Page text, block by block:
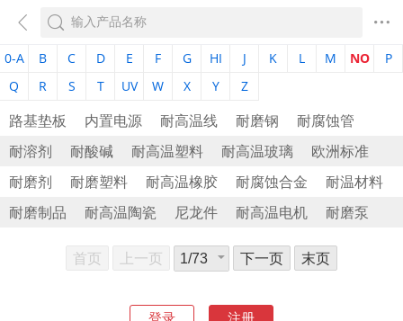
0-A B C D E F G HI J K L M NO
P
Q
R S T UV W X Y Z
路基垫板 内置电源 耐高温线 耐磨钢
耐腐蚀管
耐溶剂
耐酸碱 耐高温塑料 耐高温玻璃
欧洲标准
耐磨剂
耐磨塑料 耐高温橡胶 耐腐蚀合金
耐温材料
耐磨制品
耐高温陶瓷 尼龙件 耐高温电机 耐磨泵
首页 上一页 下一页 末页